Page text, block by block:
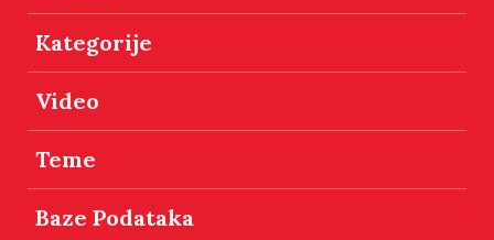
Kategorije
Video
Teme
Baze Podataka